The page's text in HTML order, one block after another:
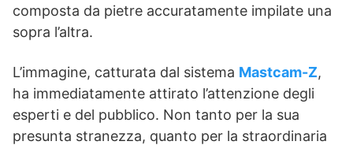
composta da pietre accuratamente impilate una
sopra l’altra.
L’immagine, catturata dal sistema Mastcam-Z,
ha immediatamente attirato l’attenzione degli
esperti e del pubblico. Non tanto per la sua
presunta stranezza, quanto per la straordinaria